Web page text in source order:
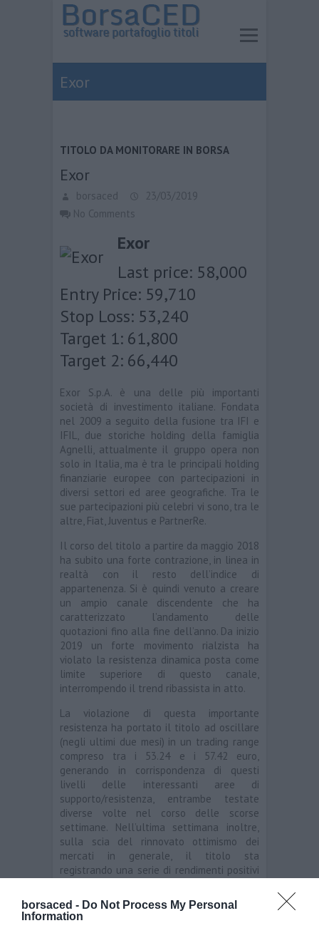
borsaced - Do Not Process My Personal
Information
Exor
TITOLO DA MONITORARE IN BORSA
Exor
borsaced
23/03/2019
No Comments
Exor
Last price: 58,000
Entry Price: 59,710
Stop Loss: 53,240
Target 1: 61,800
Target 2: 66,440
Exor S.p.A. è una delle più importanti
società di investimento italiane. Fondata
nel 2009 a seguito della fusione tra IFI e
IFIL, due storiche holding della famiglia
Agnelli, attualmente il gruppo opera non
solo in Italia, ma è tra le principali holding
finanziarie europee con partecipazioni in
diversi settori ed aree geografiche. Tra le
sue partecipazioni più celebri vi sono, tra le
altre, Fiat, Juventus e PartnerRe.
Il corso del titolo a partire da maggio 2018
ha subito una forte contrazione, in linea in
realtà con il resto dell’indice di
appartenenza. Si è quindi venuto a creare
un ampio canale discendente che ha
caratterizzato l’andamento delle
quotazioni fino alla fine dell’anno. Da inizio
2019 un forte movimento rialzista ha
violato la resistenza dinamica posta come
limite superiore di questo canale,
interrompendo il trend ribassista in atto.
La violazione di questa importante
resistenza ha portato il titolo ad oscillare
(negli ultimi due mesi) in un trading range
compreso tra i 53.24 e i 57.42 euro,
generando in corrispondenza di questi
livelli delle interessanti aree di
supporto/resistenza, entrambe testate
diverse volte nel corso delle scorse
settimane. Nell’ultima settimana inoltre,
sulla scia del rinnovato ottimismo dei
mercati in generale, il titolo sta
registrando una serie di rendimenti positivi
rialzista, confermato dalla violazione, nelle
più recenti sedute, della resistenza in area